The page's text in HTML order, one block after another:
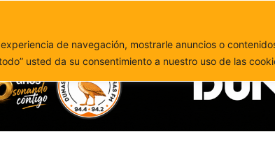
de navegación, mostrarle anuncios o
usted da su consentimiento a nuestro uso de las